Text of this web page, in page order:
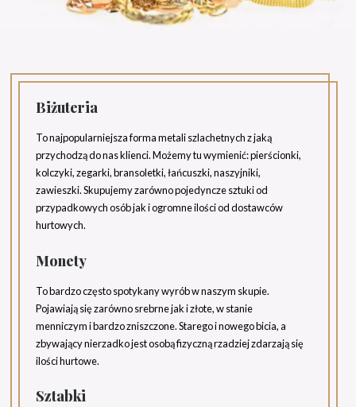
Biżuteria
To najpopularniejsza forma metali szlachetnych z jaką
przychodzą do nas klienci. Możemy tu wymienić: pierścionki,
kolczyki, zegarki, bransoletki, łańcuszki, naszyjniki,
zawieszki. Skupujemy zarówno pojedyncze sztuki od
przypadkowych osób jak i ogromne ilości od dostawców
hurtowych.
Monety
To bardzo często spotykany wyrób w naszym skupie.
Pojawiają się zarówno srebrne jak i złote, w stanie
menniczym i bardzo zniszczone. Starego i nowego bicia, a
zbywający nierzadko jest osobą fizyczną rzadziej zdarzają się
ilości hurtowe.
Sztabki